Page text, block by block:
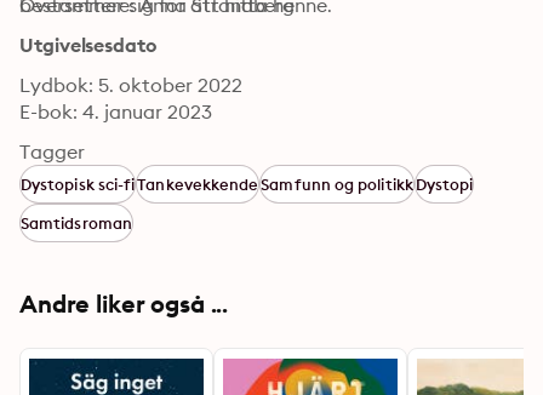
bestämmer sig för att hitta henne.
Oversettere: Anna Strandberg
Utgivelsesdato
Lydbok: 5. oktober 2022
E-bok: 4. januar 2023
Tagger
Dystopisk sci-fiTankevekkendeSamfunn og politikkDystopi
Samtidsroman
Andre liker også ...